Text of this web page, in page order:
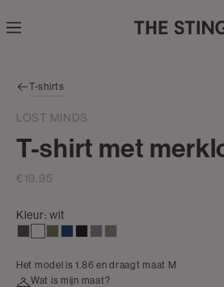
direct naar
zoekbalk
naar de
footer
T-shirts
LOST MINDS
T-shirt met
€19.95
Kleur:wit
Het model is 1.86 en draagt maat M
Wat is mijn maat?